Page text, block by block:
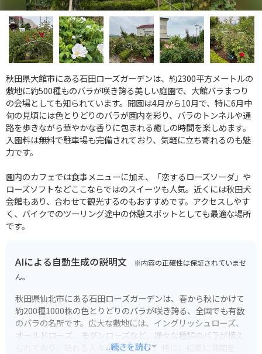
秋田県大館市にある石田ローズガーデンは、約2300平方メートルの
敷地に約500種ものバラが咲き誇る美しい庭園で、大館バラまつり
の会場としても知られています。開園は4月から10月で、特に6月中
旬の見頃には色とりどりのバラが園内を彩り、バラのトンネルや通
路を歩きながら華やかな香りに包まれる癒しの時間を楽しめます。
入園料は無料で駐車場も完備されており、気軽に立ち寄れるのも魅
力です。
園内のカフェでは食事メニューに加え、「恋するローズソーダ」や
ローズソフトなどここならではのスイーツも人気。近くには秋田犬
会館もあり、合わせて観光するのもおすすめです。アクセスしやす
く、バイクでのツーリング途中の休憩スポットとしても最適な場所
です。
AIによる自動生成の説明文 ※内容の正確性は保証されていませ
ん。
秋田県仙北市にある石田ローズガーデンは、春から秋にかけて
約200種1000株の色とりどりのバラが咲き誇る、全国でも有数
のバラの名所です。広大な敷地には、イングリッシュローズ、
オールドローズ、モダンローズなど、様々な種類のバラが植え
られており、訪れる人々を魅了します。特に、初夏に満開を迎
...続きを読む